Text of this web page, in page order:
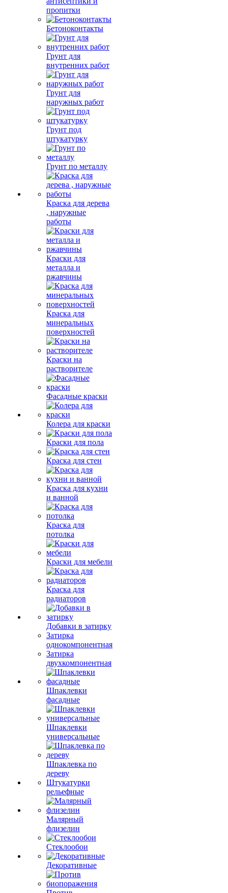
пропитки
Бетоноконтакты
Грунт для
внутренних работ
Грунт для
наружных работ
Грунт под
штукатурку
Грунт по металлу
Краска для дерева
, наружные
работы
Краски для
металла и
ржавчины
Краска для
минеральных
поверхностей
Краски на
растворителе
Фасадные краски
Колера для краски
Краски для пола
Краска для стен
Краска для кухни
и ванной
Краска для
потолка
Краски для мебели
Краска для
радиаторов
Добавки в затирку
Затирка
однокомпонентная
Затирка
двухкомпонентная
Шпаклевки
фасадные
Шпаклевки
универсальные
Шпаклевка по
дереву
Штукатурки
рельефные
Малярный
флизелин
Стеклообои
Декоративные